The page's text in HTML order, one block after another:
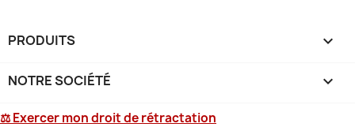
PRODUITS 
NOTRE SOCIÉTÉ 
⚖ Exercer mon droit de rétractation